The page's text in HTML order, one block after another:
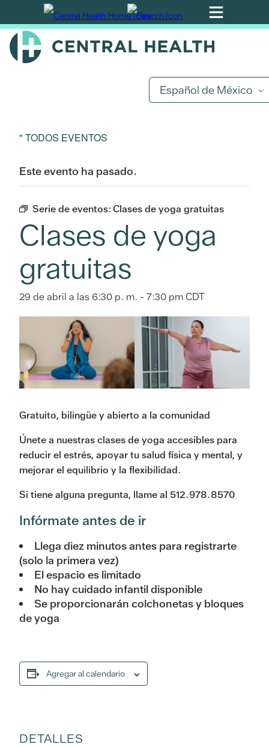
Ir
al
contenido
Español de México
" TODOS EVENTOS
Este evento ha pasado.
Serie de eventos:Clases de yoga gratuitas
Clases de yoga
gratuitas
29 de abril a las 6:30 p. m. - 7:30 pmCDT
Gratuito, bilingüe y abierto a la comunidad
Únete a nuestras clases de yoga accesibles para
reducir el estrés, apoyar tu salud física y mental, y
mejorar el equilibrio y la flexibilidad.
Si tiene alguna pregunta, llame al 512.978.8570
Infórmate antes de ir
Llega diez minutos antes para registrarte
(solo la primera vez)
El espacio es limitado
No hay cuidado infantil disponible
Se proporcionarán colchonetas y bloques
de yoga
Agregar al calendario
DETALLES